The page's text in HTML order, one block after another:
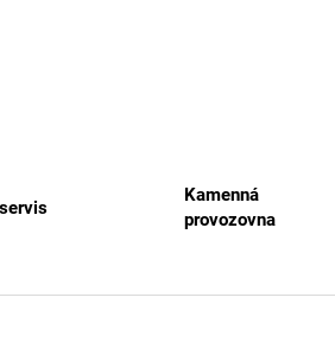
Kamenná
provozovna